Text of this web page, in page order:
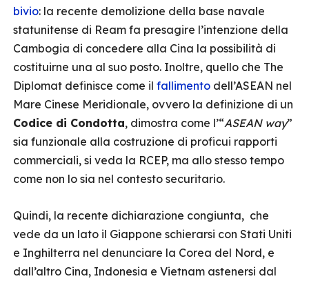
bivio: la recente demolizione della base navale
statunitense di Ream fa presagire l’intenzione della
Cambogia di concedere alla Cina la possibilità di
costituirne una al suo posto. Inoltre, quello che The
Diplomat definisce come il fallimento dell’ASEAN nel
Mare Cinese Meridionale, ovvero la definizione di un
Codice di Condotta, dimostra come l’“ASEAN way”
sia funzionale alla costruzione di proficui rapporti
commerciali, si veda la RCEP, ma allo stesso tempo
come non lo sia nel contesto securitario.
Quindi, la recente dichiarazione congiunta, che
vede da un lato il Giappone schierarsi con Stati Uniti
e Inghilterra nel denunciare la Corea del Nord, e
dall’altro Cina, Indonesia e Vietnam astenersi dal